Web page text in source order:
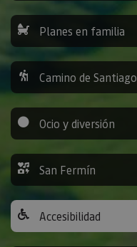
Planes en familia
Camino de Santiago
Ocio y diversión
San Fermín
Accesibilidad